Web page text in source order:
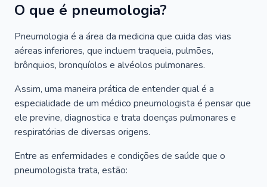
O que é pneumologia?
Pneumologia é a área da medicina que cuida das vias
aéreas inferiores, que incluem traqueia, pulmões,
brônquios, bronquíolos e alvéolos pulmonares.
Assim, uma maneira prática de entender qual é a
especialidade de um médico pneumologista é pensar que
ele previne, diagnostica e trata doenças pulmonares e
respiratórias de diversas origens.
Entre as enfermidades e condições de saúde que o
pneumologista trata, estão: